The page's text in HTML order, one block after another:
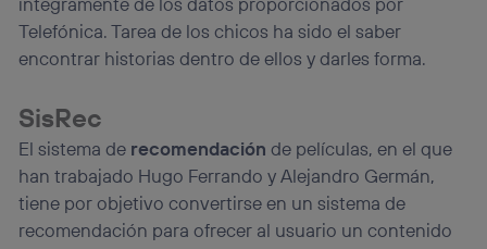
Telefónica. Tarea de los chicos ha sido el saber
encontrar historias dentro de ellos y darles forma.
SisRec
El sistema de recomendación de películas, en el que
han trabajado Hugo Ferrando y Alejandro Germán,
tiene por objetivo convertirse en un sistema de
recomendación para ofrecer al usuario un contenido
Puedes gestionar los consentimientos Utiq seleccionando
“Administrar Utiq” en la parte inferior de esta página web o
visitando el portal de privacidad de Utiq